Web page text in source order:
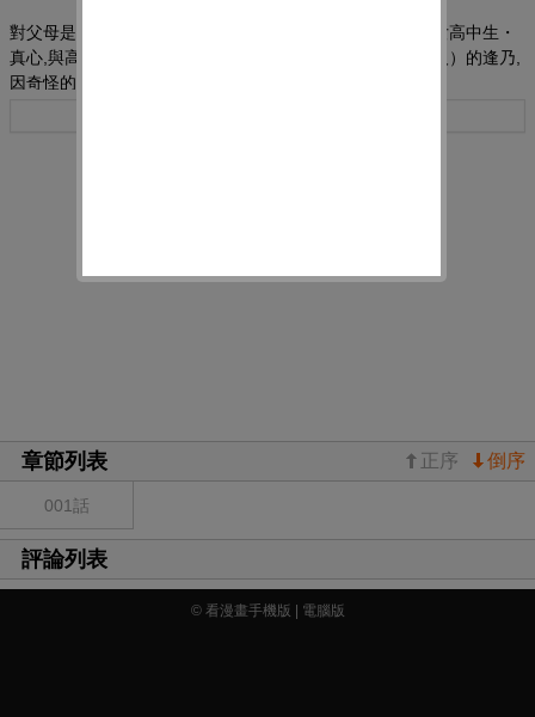
對父母是藝術家,自己卻沒有任何特技或才能而感到糾結的女高中生・
真心,與高學歷美人、在大企業上班且才色兼備（然而是怪人）的逢乃,
因奇怪的緣分邂逅,然后成長、煩惱、戀愛的故事。
章節列表 倒序
正序
001話
評論列表
© 看漫畫手機版 | 電腦版